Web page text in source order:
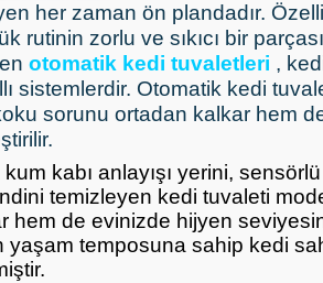
her zaman ön plandadır.
rutinin zorlu ve sıkıcı bir parçası
otomatik kedi tuvaletleri ,
sistemlerdir. Otomatik kedi
sorunu ortadan kalkar hem
kabı anlayışı yerini,
temizleyen kedi tuvaleti
de evinizde hijyen seviyesini
yaşam temposuna sahip kedi